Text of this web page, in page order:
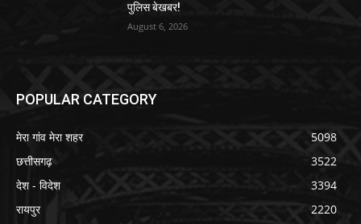
पुलिस बेखबर!
August 6, 2026
POPULAR CATEGORY
मेरा गांव मेरा शहर
5098
छत्तीसगढ़
3522
देश - विदेश
3394
रायपुर
2220